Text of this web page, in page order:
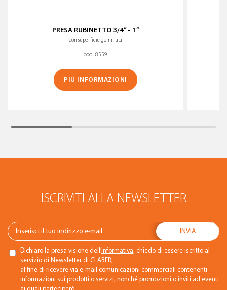
PRESA RUBINETTO 3/4” - 1”
con superficie gommata
cod. 8559
PIÙ INFORMAZIONI
ISCRIVITI ALLA NEWSLETTER
Dichiaro la presa visione dell’informativa, chiedo di essere iscritto al
servizio di Newsletter di CLABER,
al fine di ricevere via e-mail comunicazioni commerciali contenenti
informazioni sui prodotti o servizi, nonché promozioni o inviti ad eventi